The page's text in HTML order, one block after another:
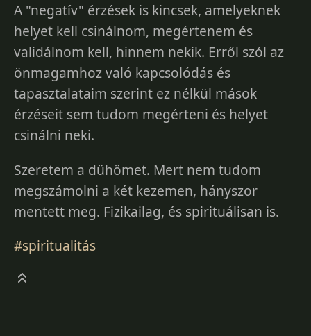
A "negatív" érzések is kincsek, amelyeknek
helyet kell csinálnom, megértenem és
validálnom kell, hinnem nekik. Erről szól az
önmagamhoz való kapcsolódás és
tapasztalataim szerint ez nélkül mások
érzéseit sem tudom megérteni és helyet
csinálni neki.
Szeretem a dühömet. Mert nem tudom
megszámolni a két kezemen, hányszor
mentett meg. Fizikailag, és spirituálisan is.
#spiritualitás